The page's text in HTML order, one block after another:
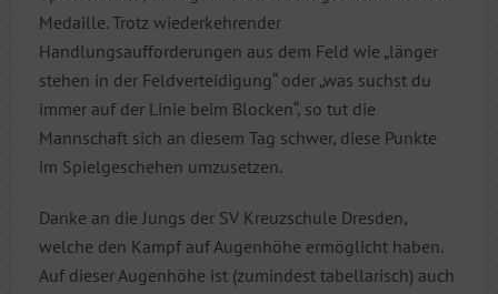
Medaille. Trotz wiederkehrender
Handlungsaufforderungen aus dem Feld wie „länger
stehen in der Feldverteidigung“ oder „was suchst du
immer auf der Linie beim Blocken“, so tut die
Mannschaft sich an diesem Tag schwer, diese Punkte
im Spielgeschehen umzusetzen.
Danke an die Jungs der SV Kreuzschule Dresden,
welche den Kampf auf Augenhöhe ermöglicht haben.
Auf dieser Augenhöhe ist (zumindest tabellarisch) auch